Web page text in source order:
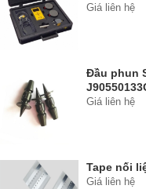
Giá liên hệ
Đầu phun
Giá liên hệ
Tape nối
Giá liên hệ